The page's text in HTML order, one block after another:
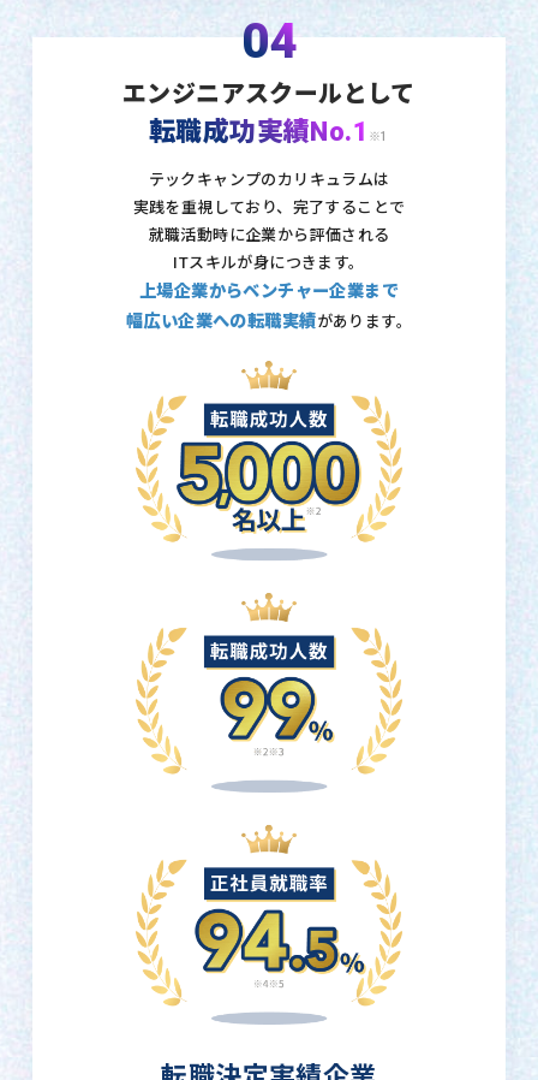
04
エンジニアスクールとして
転職成功実績No.1 ※1
テックキャンプのカリキュラムは
実践を重視しており、 完了することで
就職活動時に企業から評価される
ITスキルが身につきます。
上場企業からベンチャー企業まで
幅広い企業への転職実績があります。